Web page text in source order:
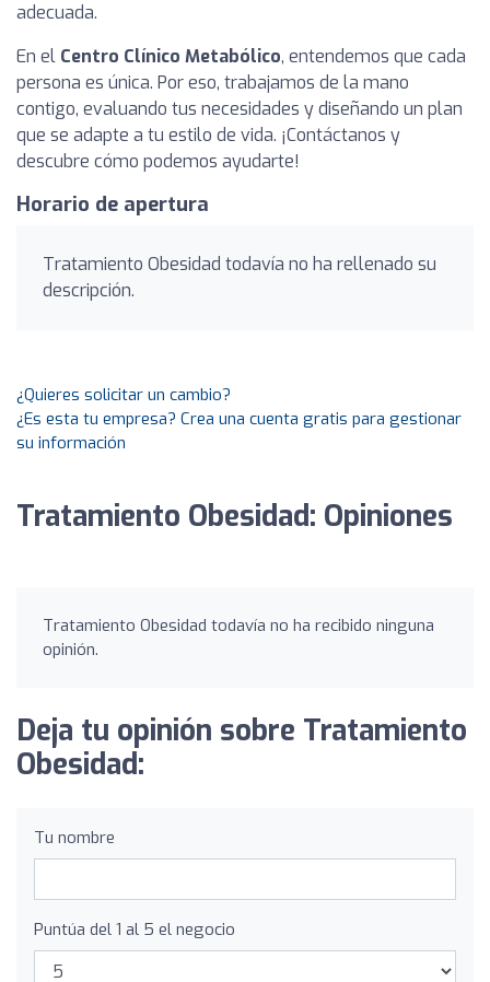
adecuada.
En el Centro Clínico Metabólico, entendemos que cada
persona es única. Por eso, trabajamos de la mano
contigo, evaluando tus necesidades y diseñando un plan
que se adapte a tu estilo de vida. ¡Contáctanos y
descubre cómo podemos ayudarte!
Horario de apertura
Tratamiento Obesidad todavía no ha rellenado su
descripción.
¿Quieres solicitar un cambio?
¿Es esta tu empresa? Crea una cuenta gratis para gestionar
su información
Tratamiento Obesidad: Opiniones
Tratamiento Obesidad todavía no ha recibido ninguna
opinión.
Deja tu opinión sobre Tratamiento
Obesidad:
Tu nombre
Puntúa del 1 al 5 el negocio